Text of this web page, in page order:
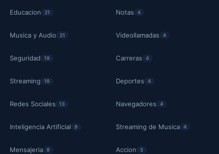
Educacion 21
Musica y Audio 21
Seguridad 19
Streaming 18
Redes Sociales 13
Inteligencia Artificial 9
Mensajeria 8
Notas 4
Videollamadas 4
Carreras 4
Deportes 4
Navegadores 4
Streaming de Musica 4
Accion 3